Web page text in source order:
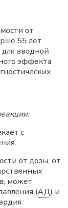
от
55 лет
вводной
эффекта
с
от дозы, от
может
(АД) и